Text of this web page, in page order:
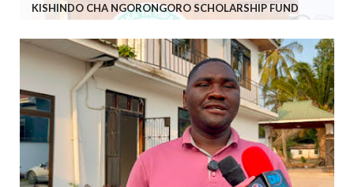
KISHINDO CHA NGORONGORO SCHOLARSHIP FUND